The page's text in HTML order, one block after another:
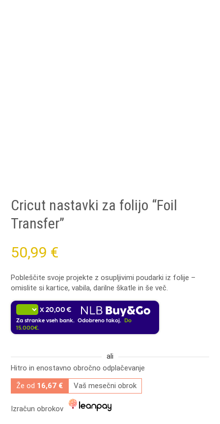
Cricut nastavki za folijo “Foil
Transfer”
50,99 €
Pobleščite svoje projekte z osupljivimi poudarki iz folije –
omislite si kartice, vabila, darilne škatle in še več.
X 20,00 €
Za stranke vseh bank. Odobreno takoj.
Do
15.000€.
ali
Hitro in enostavno obročno odplačevanje
Že od 16,67 € Vaš mesečni obrok
Izračun obrokov